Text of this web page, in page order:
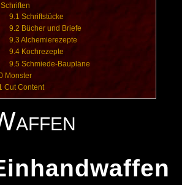
Schriften
9.1 Schriftstücke
9.2 Bücher und Briefe
9.3 Alchemierezepte
9.4 Kochrezepte
9.5 Schmiede-Baupläne
Monster
Cut Content